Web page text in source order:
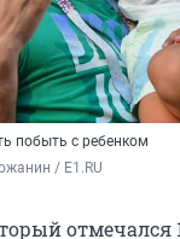
побыть с ребенком
/ E1.RU
отмечался